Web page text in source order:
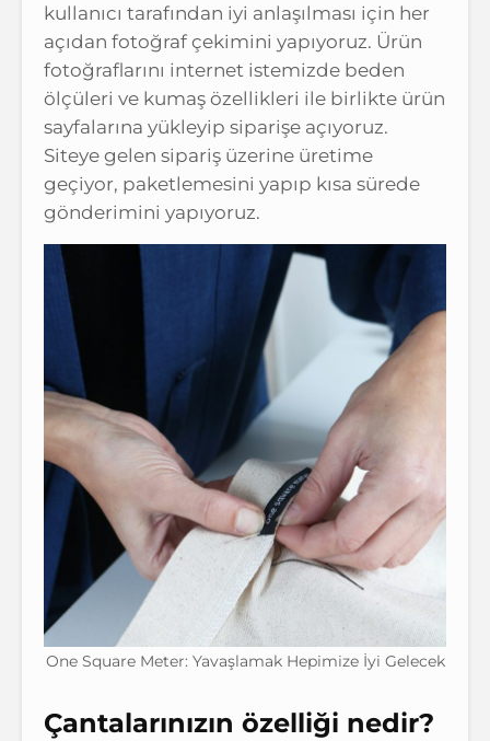
kullanıcı tarafından iyi anlaşılması için her
açıdan fotoğraf çekimini yapıyoruz. Ürün
fotoğraflarını internet istemizde beden
ölçüleri ve kumaş özellikleri ile birlikte ürün
sayfalarına yükleyip siparişe açıyoruz.
Siteye gelen sipariş üzerine üretime
geçiyor, paketlemesini yapıp kısa sürede
gönderimini yapıyoruz.
One Square Meter: Yavaşlamak Hepimize İyi Gelecek
Çantalarınızın özelliği nedir?